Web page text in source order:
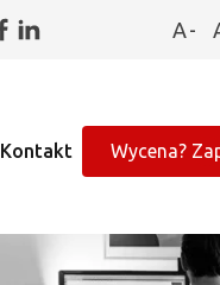
A-
Kontakt Wycena?